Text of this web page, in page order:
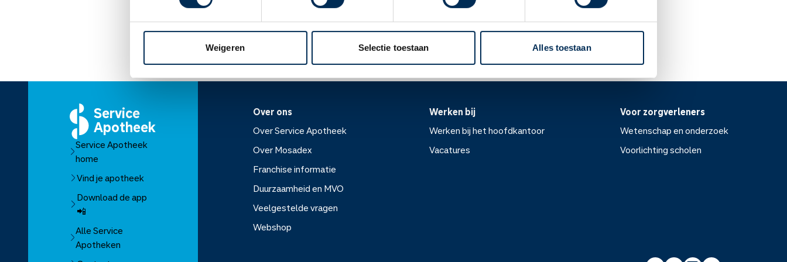
Weigeren Selectie toestaan Alles toestaan
Lees meer op apotheek.nl
Service
Apotheek
Service Apotheek
home
Vind je apotheek
Download de app
📲
Alle Service
Apotheken
Over ons
Over Service Apotheek
Over Mosadex
Franchise informatie
Duurzaamheid en MVO
Veelgestelde vragen
Webshop
Werken bij
Werken bij het hoofdkantoor
Vacatures
Voor zorgverleners
Wetenschap en onderzoek
Voorlichting scholen